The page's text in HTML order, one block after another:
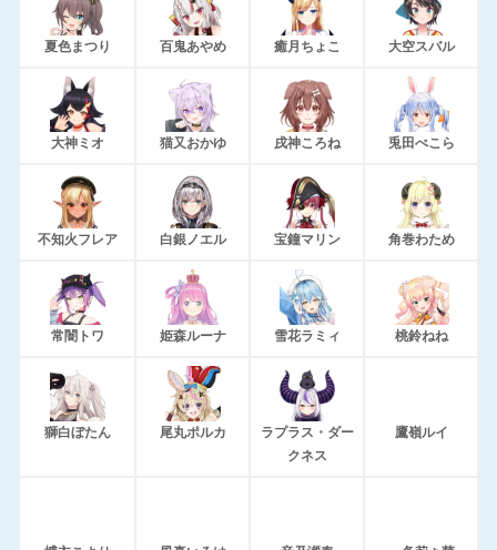
夏色まつり 百鬼あやめ 癒月ちょこ 大空スバル
大神ミオ 猫又おかゆ 戌神ころね 兎田ぺこら
不知火フレア 白銀ノエル 宝鐘マリン 角巻わため
常闇トワ 姫森ルーナ 雪花ラミィ 桃鈴ねね
獅白ぼたん 尾丸ポルカ
ラプラス・ダー
クネス
鷹嶺ルイ